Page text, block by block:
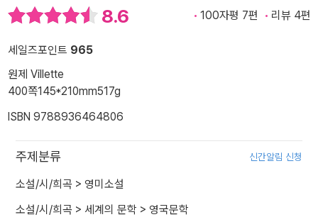
8.6 100자평 7편 리뷰 4편
세일즈포인트 965
원제 Villette
400쪽145*210mm517g
ISBN 9788936464806
주제분류 신간알림 신청
소설/시/희곡 > 영미소설
소설/시/희곡 > 세계의 문학 > 영국문학